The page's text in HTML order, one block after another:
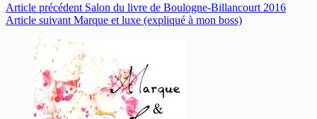
Article précédent Salon du livre de Boulogne-Billancourt 2016
Article suivant Marque et luxe (expliqué à mon boss)